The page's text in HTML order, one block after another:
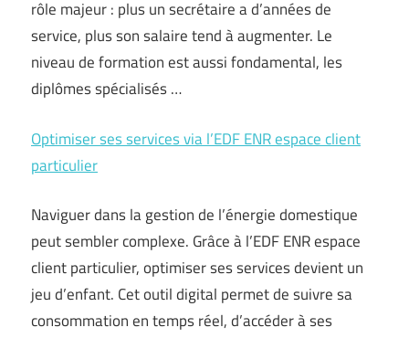
rôle majeur : plus un secrétaire a d’années de
service, plus son salaire tend à augmenter. Le
niveau de formation est aussi fondamental, les
diplômes spécialisés …
Optimiser ses services via l’EDF ENR espace client
particulier
Naviguer dans la gestion de l’énergie domestique
peut sembler complexe. Grâce à l’EDF ENR espace
client particulier, optimiser ses services devient un
jeu d’enfant. Cet outil digital permet de suivre sa
consommation en temps réel, d’accéder à ses